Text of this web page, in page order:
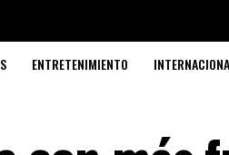
ENTRETENIMIENTO